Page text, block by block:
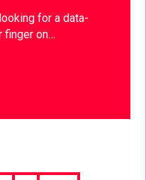
for a data-
finger on…